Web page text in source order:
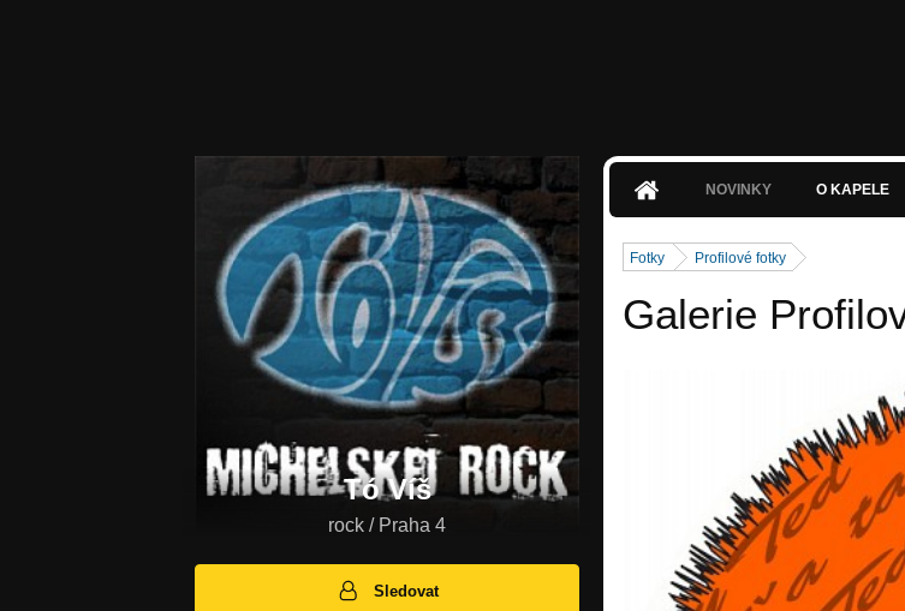
Tó Víš
rock / Praha 4
Sledovat
NOVINKY O KAPELE
Fotky Profilové fotky
Galerie